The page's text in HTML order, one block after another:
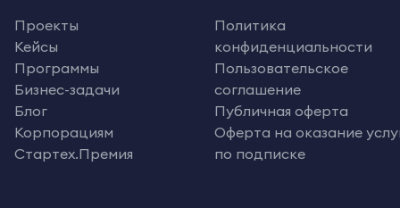
Проекты
Кейсы
Программы
Бизнес-задачи
Блог
Корпорациям
Стартех.Премия
Политика
конфиденциальности
Пользовательское
соглашение
Публичная оферта
Оферта на оказание
по подписке